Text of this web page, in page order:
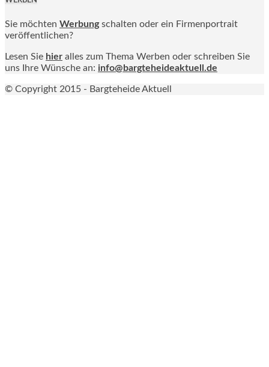
Sie möchten Werbung schalten oder ein Firmenportrait
veröffentlichen?
Lesen Sie hier alles zum Thema Werben oder schreiben Sie
uns Ihre Wünsche an: info@bargteheideaktuell.de
© Copyright 2015 - Bargteheide Aktuell